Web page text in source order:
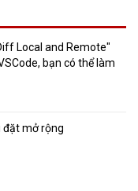
Local and Remote"
bạn có thể làm
đặt mở rộng